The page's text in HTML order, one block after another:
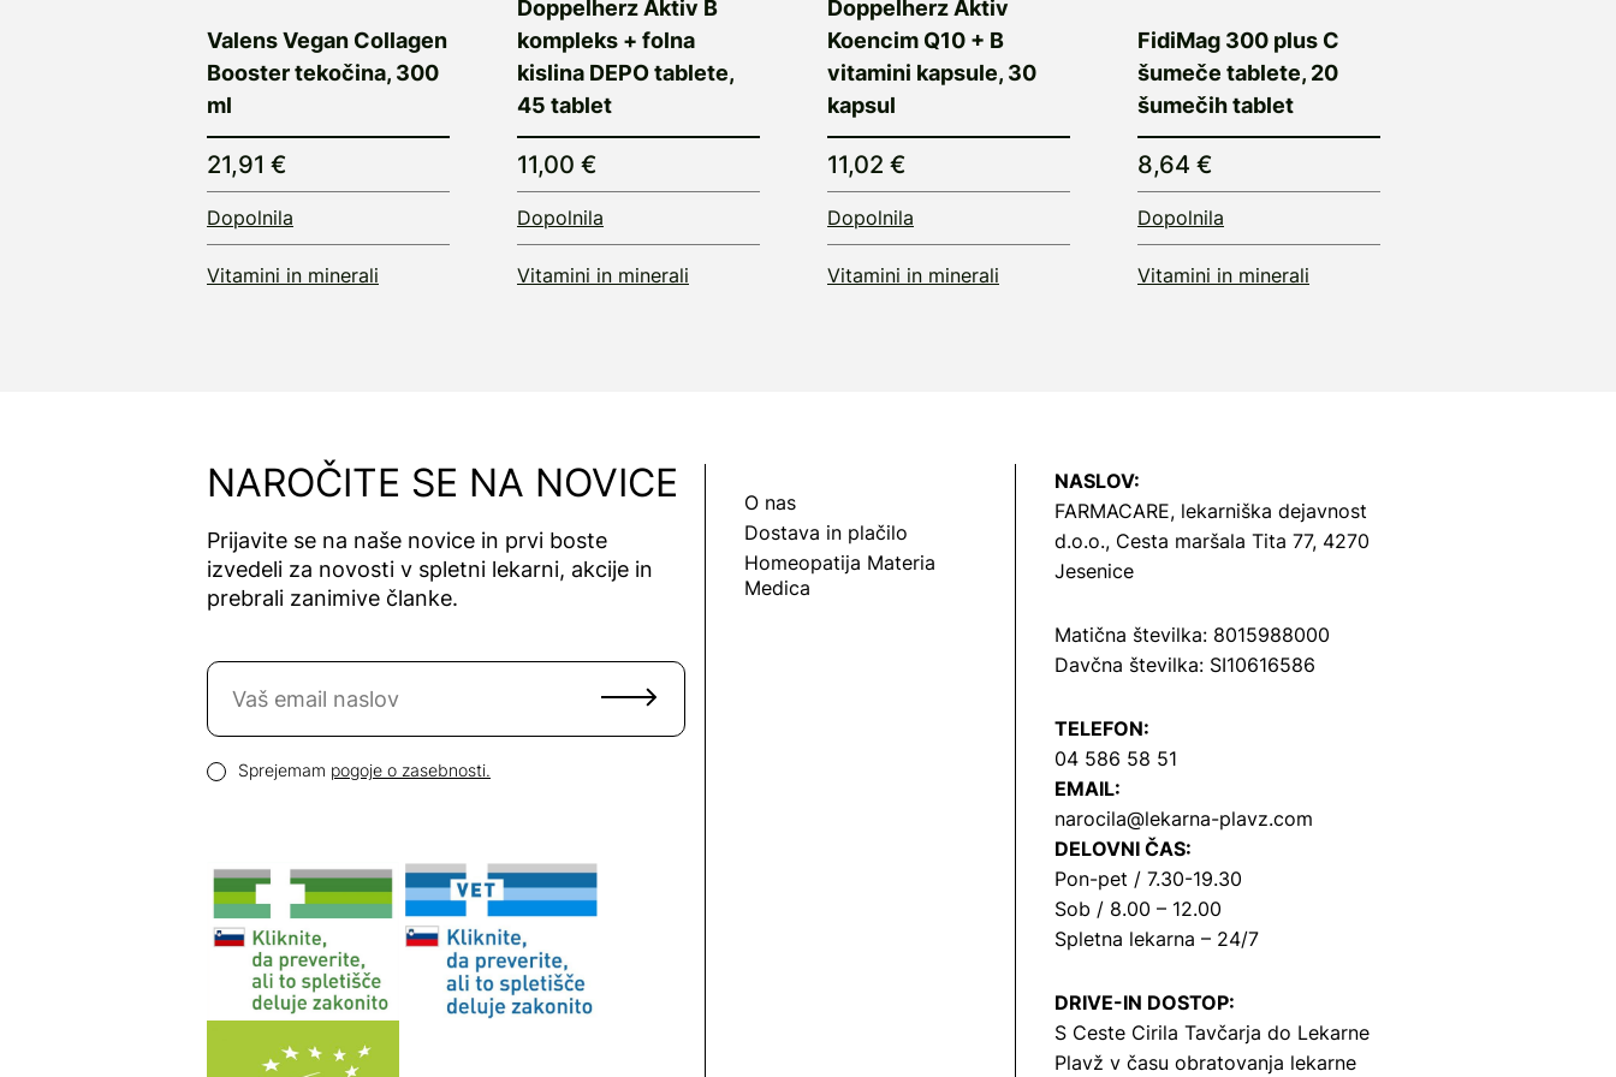
Valens Vegan Collagen
Booster tekočina, 300
ml
21,91 €
Dopolnila
Vitamini in minerali
Doppelherz Aktiv B
kompleks + folna
kislina DEPO tablete,
45 tablet
11,00 €
Dopolnila
Vitamini in minerali
Doppelherz Aktiv
Koencim Q10 + B
vitamini kapsule, 30
kapsul
11,02 €
Dopolnila
Vitamini in minerali
FidiMag 300 plus C
šumeče tablete, 20
šumečih tablet
8,64 €
Dopolnila
Vitamini in minerali
NAROČITE SE NA NOVICE
Prijavite se na naše novice in prvi boste
izvedeli za novosti v spletni lekarni, akcije in
prebrali zanimive članke.
Naročite se na novice
Pogoji zasebnosti
Sprejemam pogoje o zasebnosti.
O nas
Dostava in plačilo
Homeopatija Materia
Medica
NASLOV:
FARMACARE, lekarniška dejavnost
d.o.o., Cesta maršala Tita 77, 4270
Jesenice
Matična številka: 8015988000
Davčna številka: SI10616586
TELEFON:
04 586 58 51
EMAIL:
narocila@lekarna-plavz.com
DELOVNI ČAS:
Pon-pet / 7.30-19.30
Sob / 8.00 – 12.00
Spletna lekarna – 24/7
DRIVE-IN DOSTOP:
S Ceste Cirila Tavčarja do Lekarne
Plavž v času obratovanja lekarne